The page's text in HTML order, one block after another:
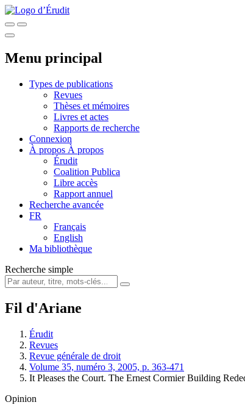
Menu principal
Types de publications
Revues
Thèses et mémoires
Livres et actes
Rapports de recherche
Connexion
À propos À propos
Érudit
Coalition Publica
Libre accès
Rapport annuel
Recherche avancée
FR
Français
English
Ma bibliothèque
Recherche simple
Fil d'Ariane
Érudit
Revues
Revue générale de droit
Volume 35, numéro 3, 2005, p. 363-471
It Pleases the Court. The Ernest Cormier Building
Opinion